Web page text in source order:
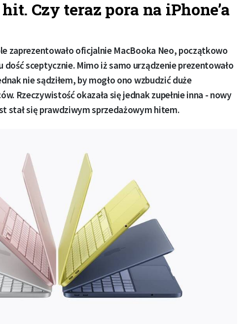
Czy teraz pora na iPhone’a
zaprezentowało oficjalnie MacBooka Neo, początkowo
dość sceptycznie. Mimo iż samo urządzenie prezentowało
nie sądziłem, by mogło ono wzbudzić duże
Rzeczywistość okazała się jednak zupełnie inna - nowy
stał się prawdziwym sprzedażowym hitem.